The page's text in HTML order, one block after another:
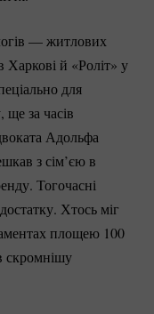
— житлових
й «Роліт» у
для
за часів
Адольфа
з сім’єю в
Тогочасні
Хтось міг
площею 100
скромнішу